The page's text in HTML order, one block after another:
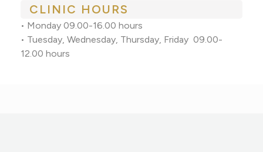
CLINIC HOURS
• Monday 09.00-16.00 hours
• Tuesday, Wednesday, Thursday, Friday 09.00-
12.00 hours